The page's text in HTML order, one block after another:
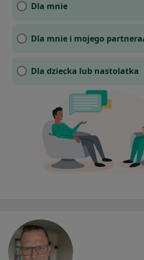
Dla mnie
Dla mnie i mojego
Dla dziecka lub nastolatka